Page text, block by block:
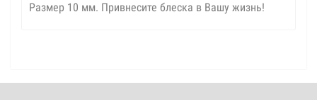
Размер 10 мм. Привнесите блеска в Вашу жизнь!